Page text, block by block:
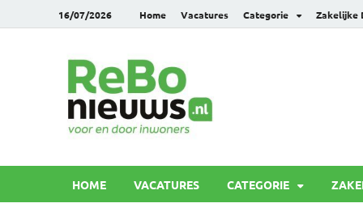
16/07/2026 Home Vacatures Categorie Zakelijke
HOME VACATURES CATEGORIE